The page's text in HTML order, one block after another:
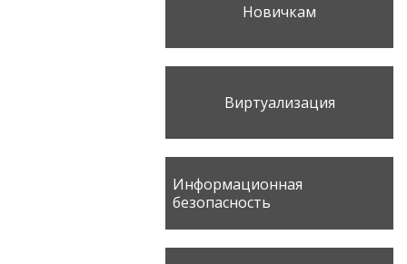
Новичкам
Виртуализация
Информационная
безопасность